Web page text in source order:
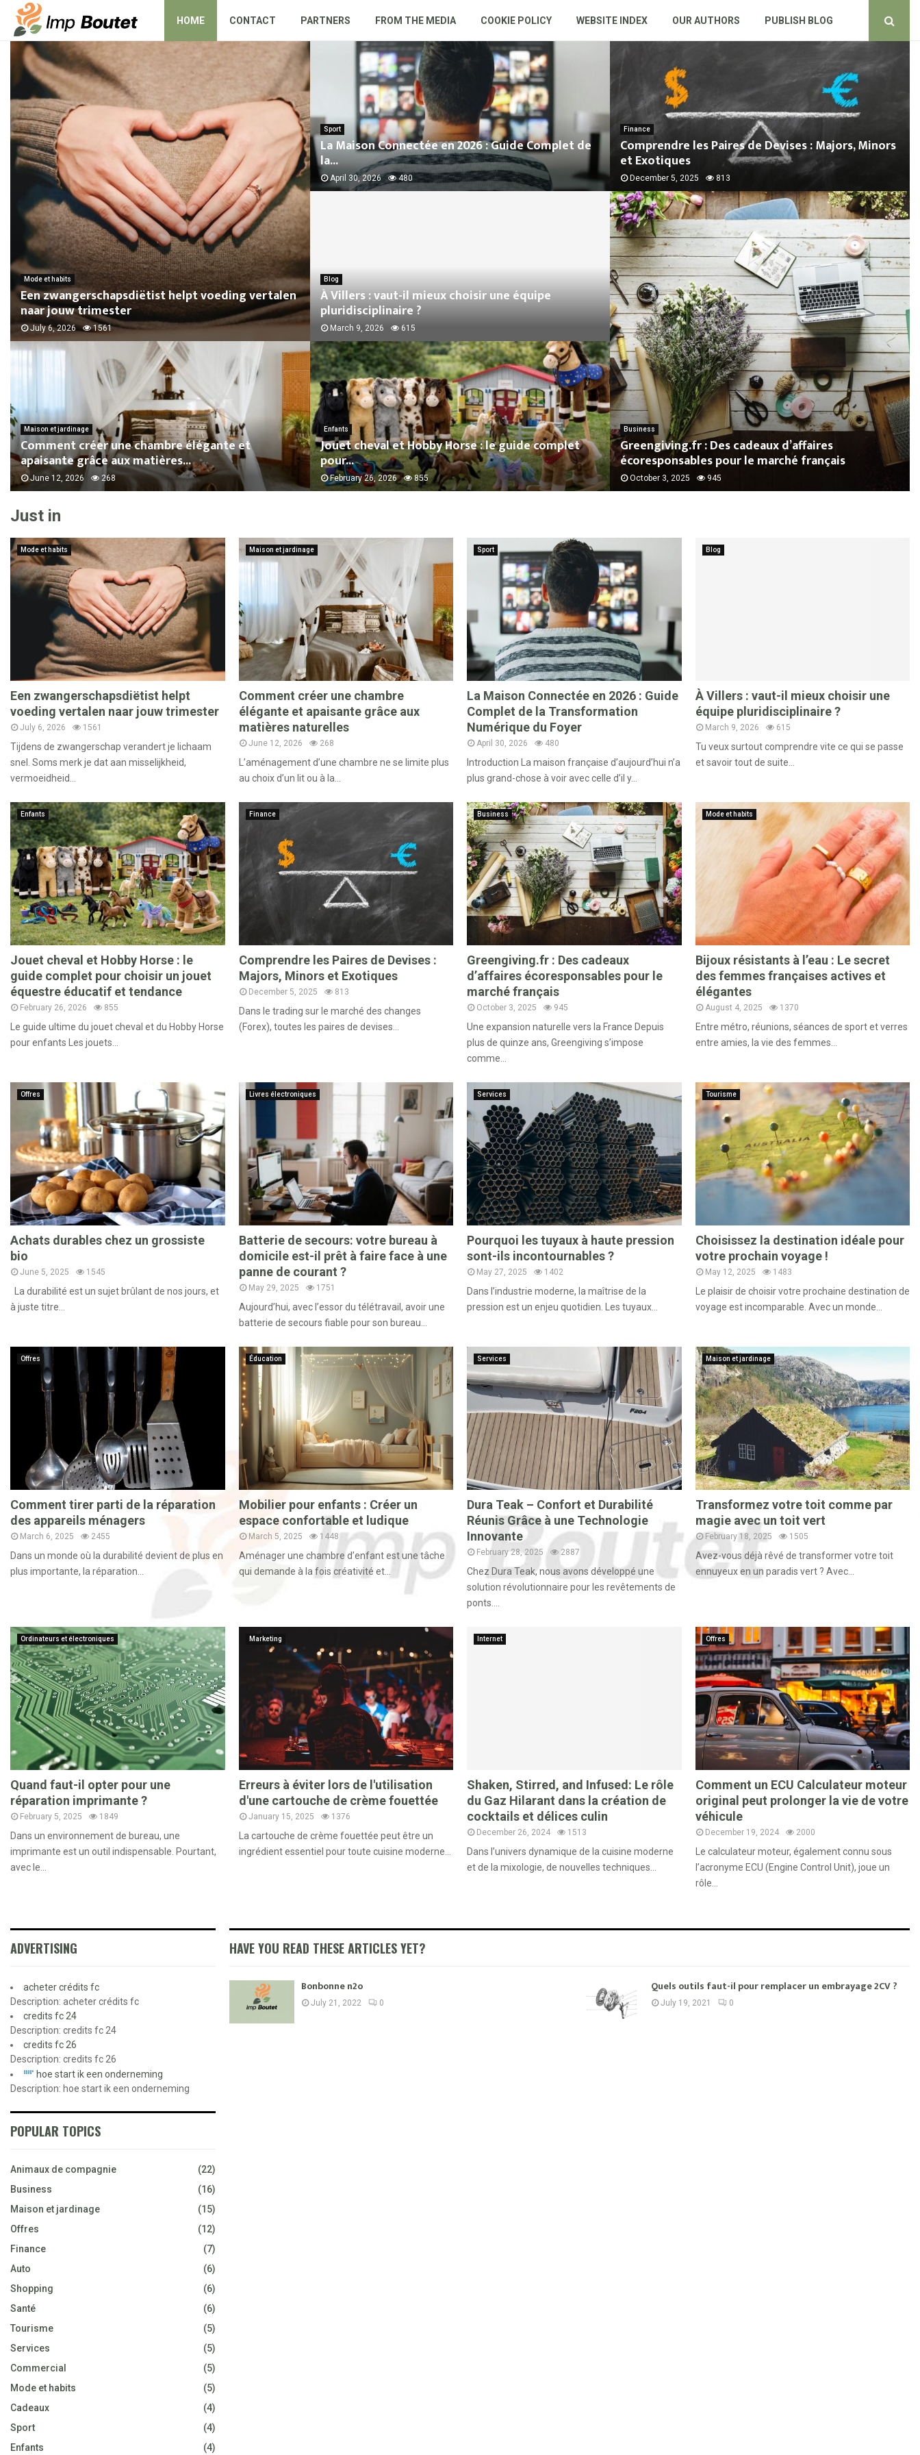
HOME CONTACT PARTNERS FROM THE MEDIA COOKIE POLICY WEBSITE INDEX OUR AUTHORS PUBLISH BLOG
Mode et habits
Een zwangerschapsdiëtist helpt voeding vertalen
naar jouw trimester
July 6, 2026 1561
Maison et jardinage
Comment créer une chambre élégante et
apaisante grâce aux matières...
June 12, 2026 268
Sport
La Maison Connectée en 2026 : Guide Complet de
la...
April 30, 2026 480
Blog
À Villers : vaut-il mieux choisir une équipe
pluridisciplinaire ?
March 9, 2026 615
Enfants
Jouet cheval et Hobby Horse : le guide complet
pour...
February 26, 2026 855
Finance
Comprendre les Paires de Devises : Majors, Minors
et Exotiques
December 5, 2025 813
Business
Greengiving.fr : Des cadeaux d’affaires
écoresponsables pour le marché français
October 3, 2025 945
Just in
Mode et habits
Een zwangerschapsdiëtist helpt
voeding vertalen naar jouw trimester
July 6, 2026 1561
Tijdens de zwangerschap verandert je lichaam
snel. Soms merk je dat aan misselijkheid,
vermoeidheid...
Maison et jardinage
Comment créer une chambre
élégante et apaisante grâce aux
matières naturelles
June 12, 2026 268
L’aménagement d’une chambre ne se limite plus
au choix d’un lit ou à la...
Sport
La Maison Connectée en 2026 : Guide
Complet de la Transformation
Numérique du Foyer
April 30, 2026 480
Introduction La maison française d’aujourd’hui n’a
plus grand-chose à voir avec celle d’il y...
Blog
À Villers : vaut-il mieux choisir une
équipe pluridisciplinaire ?
March 9, 2026 615
Tu veux surtout comprendre vite ce qui se passe
et savoir tout de suite...
Enfants
Jouet cheval et Hobby Horse : le
guide complet pour choisir un jouet
équestre éducatif et tendance
February 26, 2026 855
Le guide ultime du jouet cheval et du Hobby Horse
pour enfants Les jouets...
Finance
Comprendre les Paires de Devises :
Majors, Minors et Exotiques
December 5, 2025 813
Dans le trading sur le marché des changes
(Forex), toutes les paires de devises...
Business
Greengiving.fr : Des cadeaux
d’affaires écoresponsables pour le
marché français
October 3, 2025 945
Une expansion naturelle vers la France Depuis
plus de quinze ans, Greengiving s’impose
comme...
Mode et habits
Bijoux résistants à l’eau : Le secret
des femmes françaises actives et
élégantes
August 4, 2025 1370
Entre métro, réunions, séances de sport et verres
entre amies, la vie des femmes...
Offres
Achats durables chez un grossiste
bio
June 5, 2025 1545
La durabilité est un sujet brûlant de nos jours, et
à juste titre...
Livres électroniques
Batterie de secours: votre bureau à
domicile est-il prêt à faire face à une
panne de courant ?
May 29, 2025 1751
Aujourd’hui, avec l’essor du télétravail, avoir une
batterie de secours fiable pour son bureau...
Services
Pourquoi les tuyaux à haute pression
sont-ils incontournables ?
May 27, 2025 1402
Dans l’industrie moderne, la maîtrise de la
pression est un enjeu quotidien. Les tuyaux...
Tourisme
Choisissez la destination idéale pour
votre prochain voyage !
May 12, 2025 1483
Le plaisir de choisir votre prochaine destination de
voyage est incomparable. Avec un monde...
Offres
Comment tirer parti de la réparation
des appareils ménagers
March 6, 2025 2455
Dans un monde où la durabilité devient de plus en
plus importante, la réparation...
Éducation
Mobilier pour enfants : Créer un
espace confortable et ludique
March 5, 2025 1448
Aménager une chambre d’enfant est une tâche
qui demande à la fois créativité et...
Services
Dura Teak – Confort et Durabilité
Réunis Grâce à une Technologie
Innovante
February 28, 2025 2887
Chez Dura Teak, nous avons développé une
solution révolutionnaire pour les revêtements de
ponts....
Maison et jardinage
Transformez votre toit comme par
magie avec un toit vert
February 18, 2025 1505
Avez-vous déjà rêvé de transformer votre toit
ennuyeux en un paradis vert ? Avec...
Ordinateurs et électroniques
Quand faut-il opter pour une
réparation imprimante ?
February 5, 2025 1849
Dans un environnement de bureau, une
imprimante est un outil indispensable. Pourtant,
avec le...
Marketing
Erreurs à éviter lors de l'utilisation
d'une cartouche de crème fouettée
January 15, 2025 1376
La cartouche de crème fouettée peut être un
ingrédient essentiel pour toute cuisine moderne...
Internet
Shaken, Stirred, and Infused: Le rôle
du Gaz Hilarant dans la création de
cocktails et délices culin
December 26, 2024 1513
Dans l’univers dynamique de la cuisine moderne
et de la mixologie, de nouvelles techniques...
Offres
Comment un ECU Calculateur moteur
original peut prolonger la vie de votre
véhicule
December 19, 2024 2000
Le calculateur moteur, également connu sous
l’acronyme ECU (Engine Control Unit), joue un
rôle...
HAVE YOU READ THESE ARTICLES YET?
Bonbonne n2o
July 21, 2022 0
Quels outils faut-il pour remplacer un embrayage 2CV ?
July 19, 2021 0
ADVERTISING
acheter crédits fc
Description: acheter crédits fc
credits fc 24
Description: credits fc 24
credits fc 26
Description: credits fc 26
hoe start ik een onderneming
Description: hoe start ik een onderneming
POPULAR TOPICS
Animaux de compagnie
(22)
Business
(16)
Maison et jardinage
(15)
Offres
(12)
Finance
(7)
Auto
(6)
Shopping
(6)
Santé
(6)
Tourisme
(5)
Services
(5)
Commercial
(5)
Mode et habits
(5)
Cadeaux
(4)
Sport
(4)
Enfants
(4)